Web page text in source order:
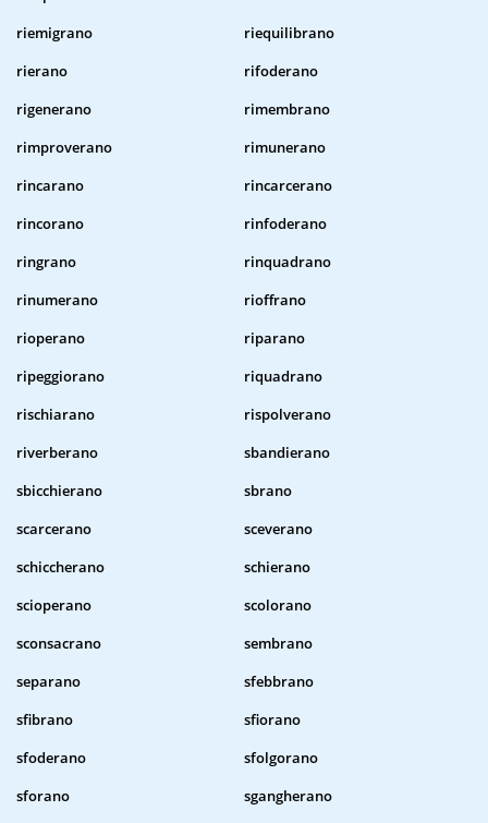
riemigrano
riequilibrano
rierano
rifoderano
rigenerano
rimembrano
rimproverano
rimunerano
rincarano
rincarcerano
rincorano
rinfoderano
ringrano
rinquadrano
rinumerano
rioffrano
rioperano
riparano
ripeggiorano
riquadrano
rischiarano
rispolverano
riverberano
sbandierano
sbicchierano
sbrano
scarcerano
sceverano
schiccherano
schierano
scioperano
scolorano
sconsacrano
sembrano
separano
sfebbrano
sfibrano
sfiorano
sfoderano
sfolgorano
sforano
sgangherano